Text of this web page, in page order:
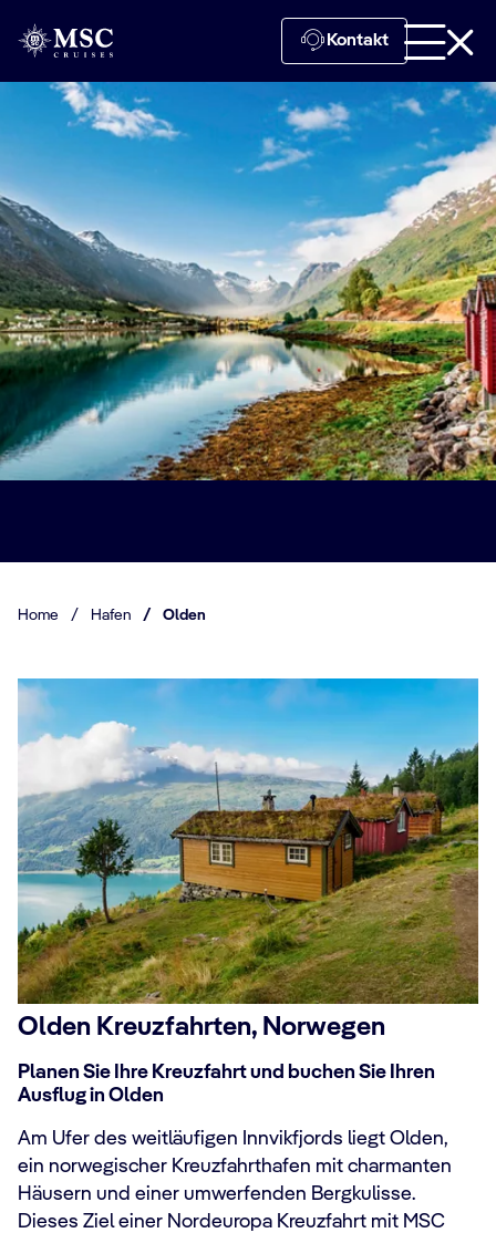
Kontakt
Home / Hafen / Olden
Olden Kreuzfahrten, Norwegen
Planen Sie Ihre Kreuzfahrt und buchen Sie Ihren
Ausflug in Olden
Am Ufer des weitläufigen Innvikfjords liegt Olden,
ein norwegischer Kreuzfahrthafen mit charmanten
Häusern und einer umwerfenden Bergkulisse.
Dieses Ziel einer Nordeuropa Kreuzfahrt mit MSC